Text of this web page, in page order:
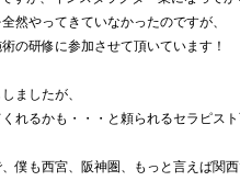
然やってきていなかったのですが、
の研修に参加させて頂いています！
ましたが、
れるかも・・・と頼られるセラピス
僕も西宮、阪神圏、もっと言えば関